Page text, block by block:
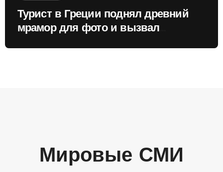
Турист в Греции поднял древний
мрамор для фото и вызвал
Мировые СМИ